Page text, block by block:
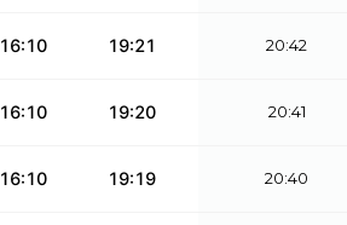
16:10 19:21 20:42
16:10 19:20 20:41
16:10 19:19 20:40